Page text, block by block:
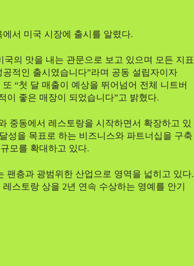
서 미국 시장에 출시를 알렸다.
국의 맛을 내는 관문으로 보고 있으며 모든 지표
적인 출시였습니다”라며 공동 설립자이자
“첫 달 매출이 예상을 뛰어넘어 전체 니트버
이 좋은 매장이 되었습니다”고 밝혔다.
중동에서 레스토랑을 시작하면서 확장하고 있
성을 목표로 하는 비즈니스와 파트너십을 구축
모를 확대하고 있다.
팬층과 광범위한 산업으로 영역을 넓히고 있다.
스토랑 상을 2년 연속 수상하는 영예를 안기